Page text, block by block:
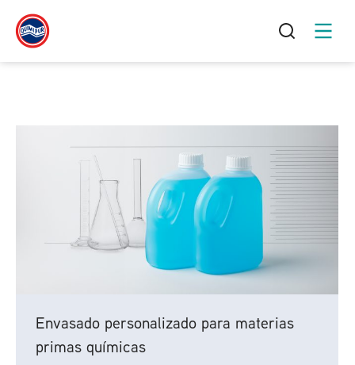
Envasado personalizado para materias
primas químicas